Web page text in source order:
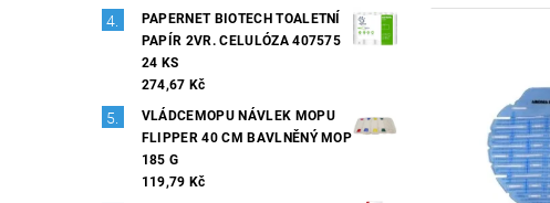
PAPERNET BIOTECH TOALETNÍ
PAPÍR 2VR. CELULÓZA 407575
24 KS
274,67 Kč
VLÁDCEMOPU NÁVLEK MOPU
FLIPPER 40 CM BAVLNĚNÝ MOP
185 G
119,79 Kč